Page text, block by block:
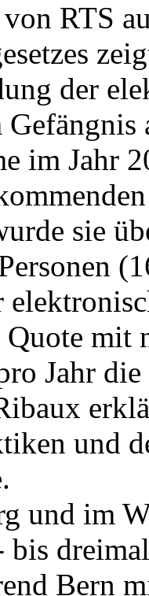
RTS
der
im Jahr
sie
mit
Jahr
und
und im
bis
Bern